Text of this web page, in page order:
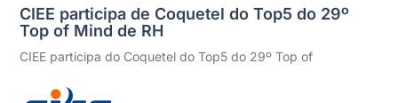
CIEE participa de Coquetel do Top5 do 29º
Top of Mind de RH
CIEE participa do Coquetel do Top5 do 29º Top of